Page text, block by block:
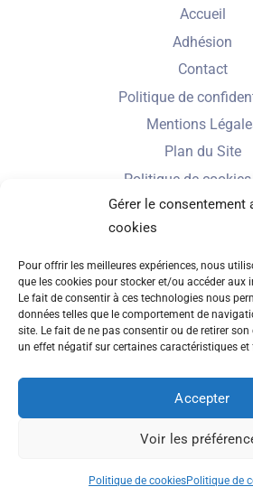
Gérer le consentement
cookies
Pour offrir les meilleures expériences, nous
que les cookies pour stocker et/ou accéder aux
Le fait de consentir à ces technologies nous
données telles que le comportement de
site. Le fait de ne pas consentir ou de retirer
un effet négatif sur certaines caractéristiques et
Accepter
Voir les
Politique de cookiesPolitique de
Accueil
Adhésion
Contact
Politique de
Mentions
Plan du Site
Politique de cookies
Nbe de visiteurs en
Nbe total de visites
© 2026 Amicale des Hospitaliers